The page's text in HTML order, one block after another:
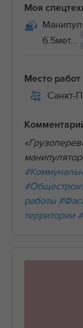
Моя
6.5мет...
Место работ
Санкт-
работы
территории